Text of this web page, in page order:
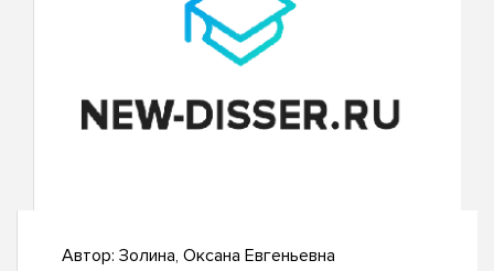
Автор: Золина, Оксана Евгеньевна